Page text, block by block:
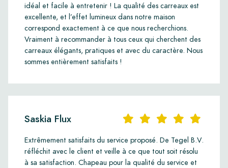
idéal et facile à entretenir ! La qualité des carreaux est
excellente, et l’effet lumineux dans notre maison
correspond exactement à ce que nous recherchions.
Vraiment à recommander à tous ceux qui cherchent des
carreaux élégants, pratiques et avec du caractère. Nous
sommes entièrement satisfaits !
Saskia Flux
Extrêmement satisfaits du service proposé. De Tegel B.V.
réfléchit avec le client et veille à ce que tout soit résolu
à sa satisfaction. Chapeau pour la qualité du service et